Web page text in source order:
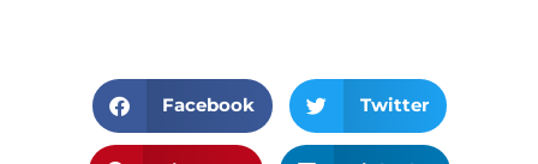
Facebook Twitter